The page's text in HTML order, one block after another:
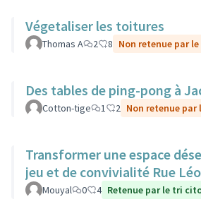
Végetaliser les toitures
Thomas A 2 8 Non retenue par
Des tables de ping-pong à
Cotton-tige 1 2 Non retenue
Transformer une espace
jeu et de convivialité Rue
Mouyal 0 4 Retenue par le tri